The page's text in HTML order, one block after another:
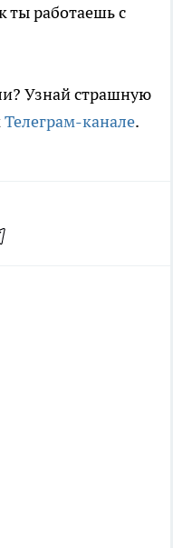
ты работаешь с
Узнай страшную
Телеграм-канале.